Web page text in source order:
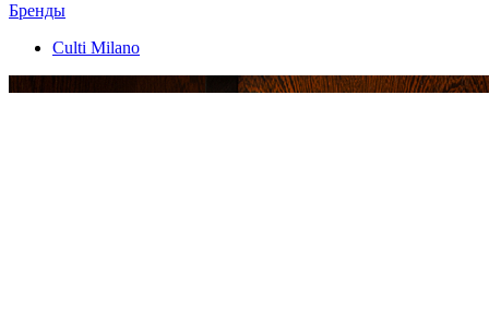
Бренды
Culti Milano